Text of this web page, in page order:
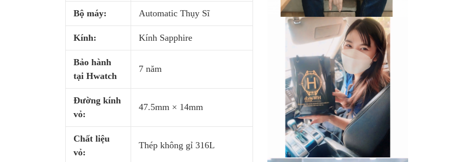
Bộ máy: Automatic Thụy Sĩ
Kính: Kính Sapphire
Bảo hành
tại Hwatch
7 năm
Đường kính
vỏ:
47.5mm × 14mm
Chất liệu
vỏ:
Thép không gỉ 316L